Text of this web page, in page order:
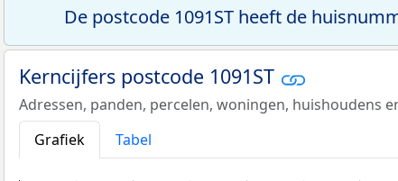
De postcode 1091ST heeft de
Kerncijfers postcode 1091ST
Adressen, panden, percelen, woningen, huishoudens
Grafiek
Tabel